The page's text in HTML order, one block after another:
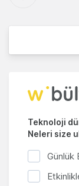
Teknoloji
Neleri size
Günlük